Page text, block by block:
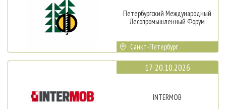
Петербургский Международный
Лесопромышленный Форум
Санкт-Петербург
17-20.10.2026
INTERMOB